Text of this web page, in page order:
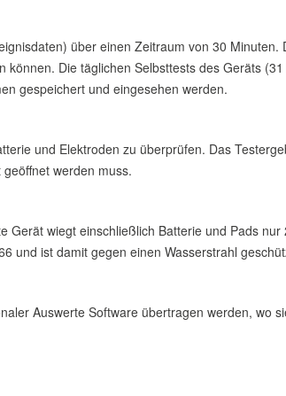
über einen Zeitraum von 30 Minuten.
Die täglichen Selbsttests des Geräts
gespeichert und eingesehen werden.
und Elektroden zu überprüfen. Das
werden muss.
wiegt einschließlich Batterie und Pads
und ist damit gegen einen Wasserstrahl
Auswerte Software übertragen werden, wo